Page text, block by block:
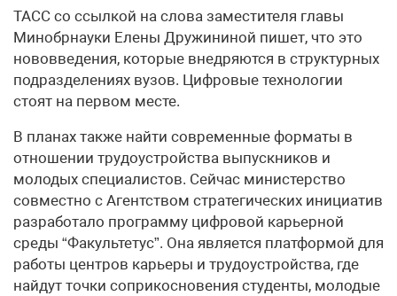
ТАСС со ссылкой на слова заместителя главы
Минобрнауки Елены Дружининой пишет, что это
нововведения, которые внедряются в структурных
подразделениях вузов. Цифровые технологии
стоят на первом месте.
В планах также найти современные форматы в
отношении трудоустройства выпускников и
молодых специалистов. Сейчас министерство
совместно с Агентством стратегических инициатив
разработало программу цифровой карьерной
среды “Факультетус”. Она является платформой для
работы центров карьеры и трудоустройства, где
найдут точки соприкосновения студенты, молодые